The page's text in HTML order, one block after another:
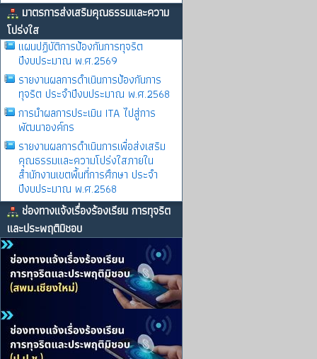
มาตรการส่งเสริมคุณธรรมและความ
โปร่งใส
แผนปฏิบัติการป้องกันการทุจริต
ปีงบประมาณ พ.ศ.2569
รายงานผลการดําเนินการป้องกันการ
ทุจริต ประจําปีงบประมาณ พ.ศ.2568
การนำผลการประเมิน ITA ไปสู่การ
พัฒนาองค์กร
รายงานผลการดําเนินการเพื่อส่งเสริม
คุณธรรมและความโปร่งใสภายใน
สำนักงานเขตพื้นที่การศึกษา ประจำ
ปีงบประมาณ พ.ศ.2568
ช่องทางแจ้งเรื่องร้องเรียน การทุจริต
และประพฤติมิชอบ